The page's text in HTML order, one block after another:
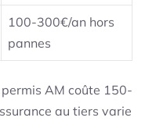
100-300€/an hors
pannes
permis AM coûte 150-
au tiers varie